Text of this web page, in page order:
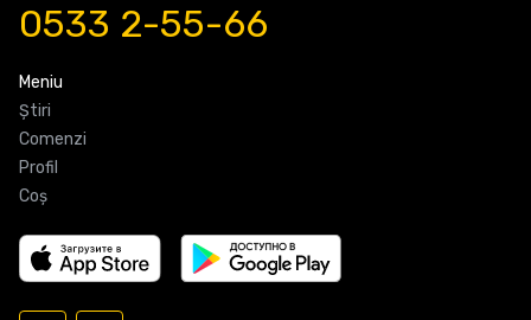
0533 2-55-66
Meniu
Știri
Comenzi
Profil
Coş